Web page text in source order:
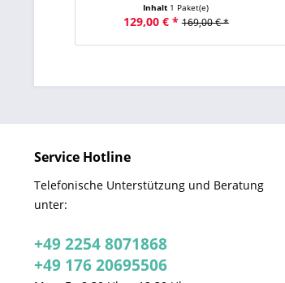
Inhalt 1 Paket(e)
129,00 € * 169,00 € *
Service Hotline
Telefonische Unterstützung und Beratung
unter:
+49 2254 8071868
+49 176 20695506